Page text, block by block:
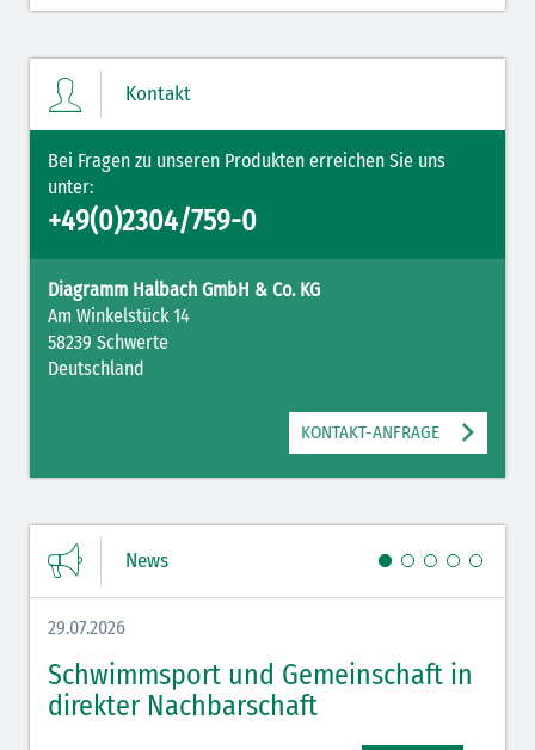
Hormone Insulin (braun-gelb)
Kontakt
Bei Fragen zu unseren Produkten erreichen Sie uns
unter:
+49(0)2304/759-0
Diagramm Halbach GmbH & Co. KG
Am Winkelstück 14
58239 Schwerte
Deutschland
KONTAKT-ANFRAGE
News
29.07.2026
Schwimmsport und Gemeinschaft in
direkter Nachbarschaft